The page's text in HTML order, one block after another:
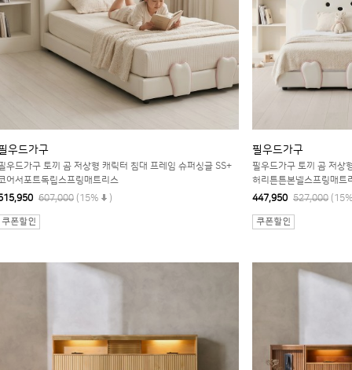
우드가구
우드가구 토끼 곰 저상형 캐릭터 침대 프레임 슈퍼싱글 SS+
어서포트독립스프링매트리스
607,000 (15% )
필우드가구
필우드가구 토끼 곰 저상
허리튼튼본넬스프링매트
447,950 527,000